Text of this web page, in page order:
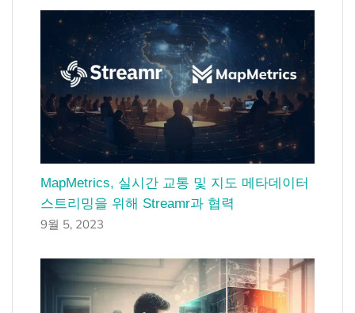
MapMetrics, 실시간 교통 및 지도 메타데이터
스트리밍을 위해 Streamr과 협력
9월 5, 2023